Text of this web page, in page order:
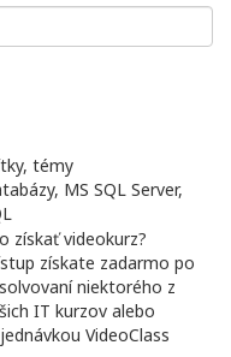
témy
MS SQL Server,
získať videokurz?
získate zadarmo po
niektorého z
IT kurzov alebo
VideoClass